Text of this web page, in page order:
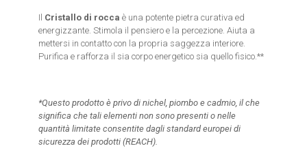
Il Cristallo di rocca è una potente pietra curativa ed
energizzante. Stimola il pensiero e la percezione. Aiuta a
mettersi in contatto con la propria saggezza interiore.
Purifica e rafforza il sia corpo energetico sia quello fisico.**
*Questo prodotto è privo di nichel, piombo e cadmio, il che
significa che tali elementi non sono presenti o nelle
quantità limitate consentite dagli standard europei di
sicurezza dei prodotti (REACH).